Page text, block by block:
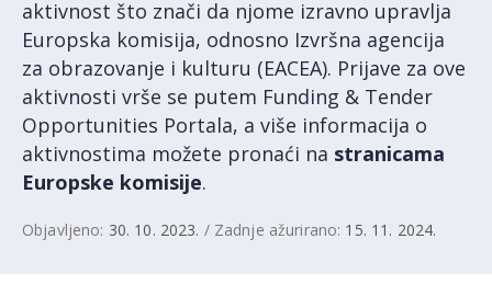
aktivnost što znači da njome izravno upravlja
Europska komisija, odnosno Izvršna agencija
za obrazovanje i kulturu (EACEA). Prijave za ove
aktivnosti vrše se putem Funding & Tender
Opportunities Portala, a više informacija o
aktivnostima možete pronaći na stranicama
Europske komisije.
Objavljeno: 30. 10. 2023. / Zadnje ažurirano: 15. 11. 2024.